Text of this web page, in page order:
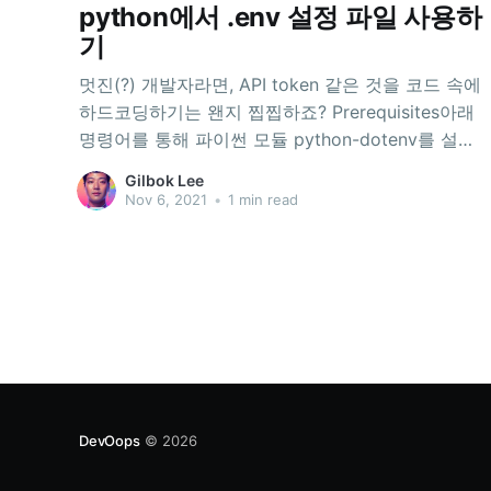
python에서 .env 설정 파일 사용하
기
멋진(?) 개발자라면, API token 같은 것을 코드 속에
하드코딩하기는 왠지 찝찝하죠? Prerequisites아래
명령어를 통해 파이썬 모듈 python-dotenv를 설치
하십시오. pip install python-dotenv .env설정을 저
장하기 위해 .env 파일을 생성합니다. 그리고 아래
Gilbok Lee
Nov 6, 2021 • 1 min read
DevOops© 2026